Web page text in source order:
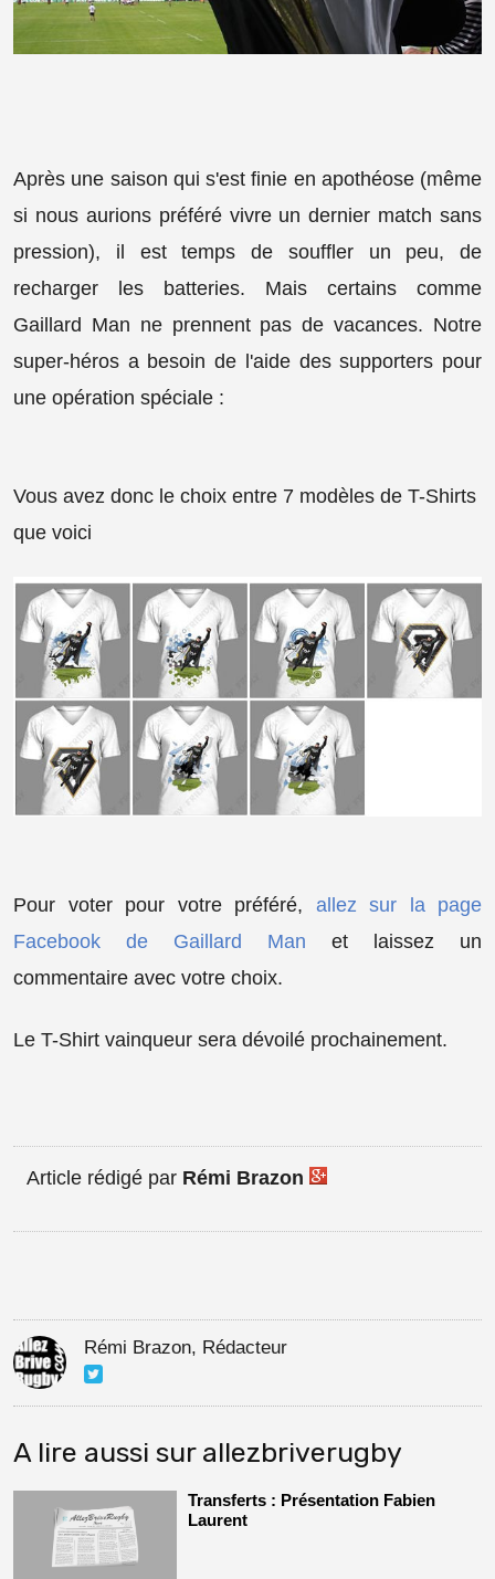
Après une saison qui s'est finie en apothéose (même
si nous aurions préféré vivre un dernier match sans
pression), il est temps de souffler un peu, de
recharger les batteries. Mais certains comme
Gaillard Man ne prennent pas de vacances. Notre
super-héros a besoin de l'aide des supporters pour
une opération spéciale :
Vous avez donc le choix entre 7 modèles de T-Shirts
que voici
Pour voter pour votre préféré, allez sur la page
Facebook de Gaillard Man et laissez un
commentaire avec votre choix.
Le T-Shirt vainqueur sera dévoilé prochainement.
Article rédigé par Rémi Brazon
Rémi Brazon, Rédacteur
A lire aussi sur allezbriverugby
Transferts : Présentation Fabien
Laurent